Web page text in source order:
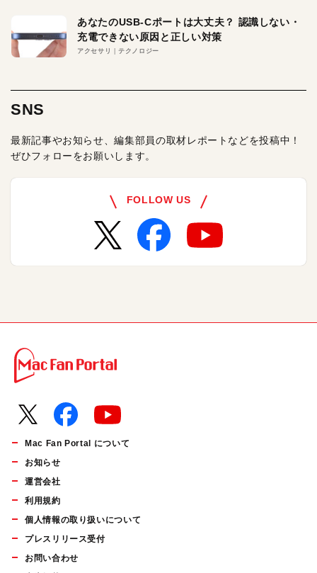
あなたのUSB-Cポートは大丈夫？ 認識しない・
充電できない原因と正しい対策
アクセサリ テクノロジー
SNS
最新記事やお知らせ、編集部員の取材レポートなどを投稿中！
ぜひフォローをお願いします。
FOLLOW US
Mac Fan Portal について
お知らせ
運営会社
利用規約
個人情報の取り扱いについて
プレスリリース受付
お問い合わせ